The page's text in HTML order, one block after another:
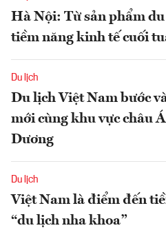
Hà Nội: Từ sản phẩm
tiềm năng kinh tế cuối
Du lịch
Du lịch Việt Nam bước
mới cùng khu vực châu
Dương
Du lịch
Việt Nam là điểm đến
“du lịch nha khoa”